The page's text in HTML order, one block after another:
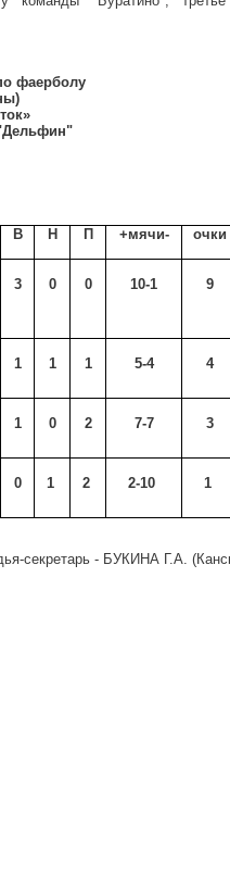
фаерболу
"Дельфин"
В Н П +мячи- очки
3 0 0 10-1 9
1 1 1 5-4 4
1 0 2 7-7 3
0 1 2 2-10 1
секретарь - БУКИНА Г.А.